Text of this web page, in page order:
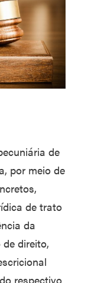
de
por meio de
de trato
da
direito,
respectivo